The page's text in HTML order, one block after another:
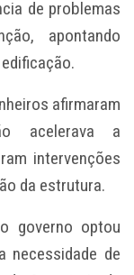
de problemas
apontando
afirmaram
acelerava a
intervenções
da estrutura.
governo optou
necessidade de